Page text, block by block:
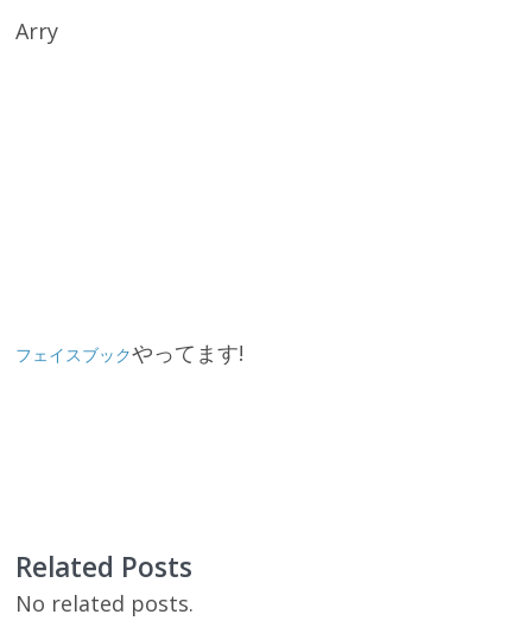
Arry
フェイスブックやってます!
Related Posts
No related posts.